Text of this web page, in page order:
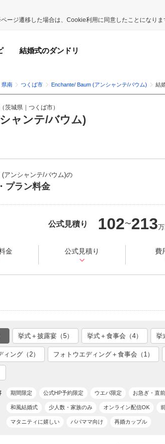
ージ遷移した場合は、Cookie利用に同意したことになりま
結婚式のダンドリ
県南 つくば市 Enchante/ Baum (アンシャンテ/バウム) 結
（茨城県 つくば市）
ャンテ/バウム)
(アンシャンテ/バウム)の
プラン料金
公式見積り 102〜213
金 公式見積り 費
挙式＋披露宴（5） 挙式＋食事会（4） 挙
ング（2） フォトウエディング＋食事会（1）
期間限定 公式HP予約限定 ウエパ限定 お急ぎ・直
和風結婚式 少人数・家族のみ オンライン配信OK
マタニティに嬉しい パパママ向け 再婚カップル